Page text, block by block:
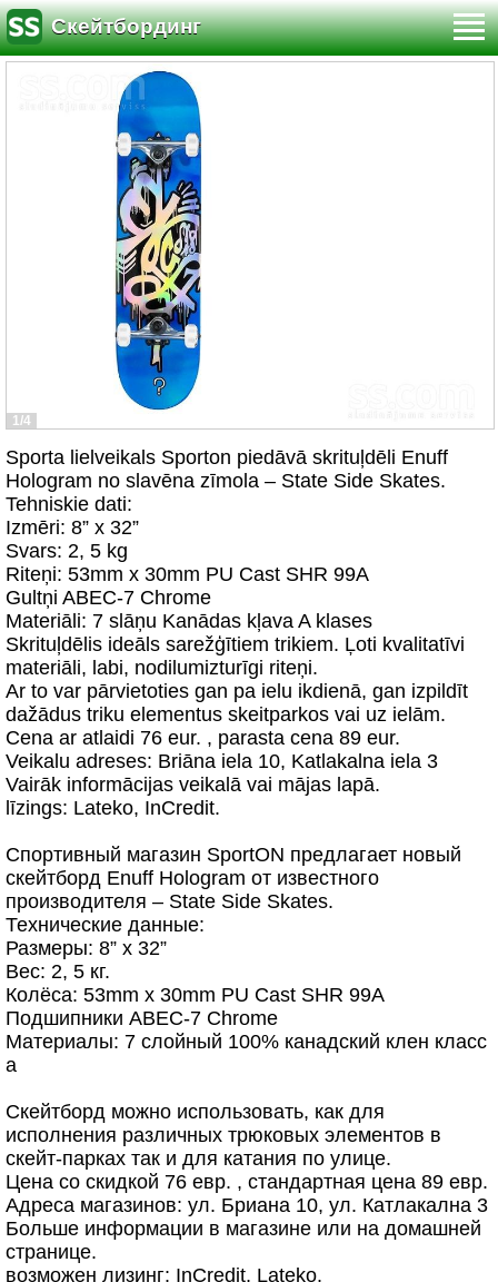
Скейтбординг
1/4
Sporta lielveikals Sporton piedāvā skrituļdēli Enuff
Hologram no slavēna zīmola – State Side Skates.
Tehniskie dati:
Izmēri: 8” x 32”
Svars: 2, 5 kg
Riteņi: 53mm x 30mm PU Cast SHR 99A
Gultņi ABEC-7 Chrome
Materiāli: 7 slāņu Kanādas kļava A klases
Skrituļdēlis ideāls sarežģītiem trikiem. Ļoti kvalitatīvi
materiāli, labi, nodilumizturīgi riteņi.
Ar to var pārvietoties gan pa ielu ikdienā, gan izpildīt
dažādus triku elementus skeitparkos vai uz ielām.
Cena ar atlaidi 76 eur. , parasta cena 89 eur.
Veikalu adreses: Briāna iela 10, Katlakalna iela 3
Vairāk informācijas veikalā vai mājas lapā.
līzings: Lateko, InCredit.
Спортивный магазин SportON предлагает новый
скейтборд Enuff Hologram от известного
производителя – State Side Skates.
Технические данные:
Размеры: 8” x 32”
Вес: 2, 5 кг.
Колёса: 53mm x 30mm PU Cast SHR 99A
Подшипники ABEC-7 Chrome
Материалы: 7 слойный 100% канадский клен класс
а
Скейтборд можно использовать, как для
исполнения различных трюковых элементов в
скейт-парках так и для катания по улице.
Цена со скидкой 76 евр. , стандартная цена 89 евр.
Адреса магазинов: ул. Бриана 10, ул. Катлакална 3
Больше информации в магазине или на домашней
странице.
возможен лизинг: InCredit, Lateko.